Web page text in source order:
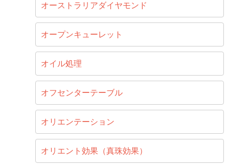
オーストラリアダイヤモンド
オープンキューレット
オイル処理
オフセンターテーブル
オリエンテーション
オリエント効果（真珠効果）